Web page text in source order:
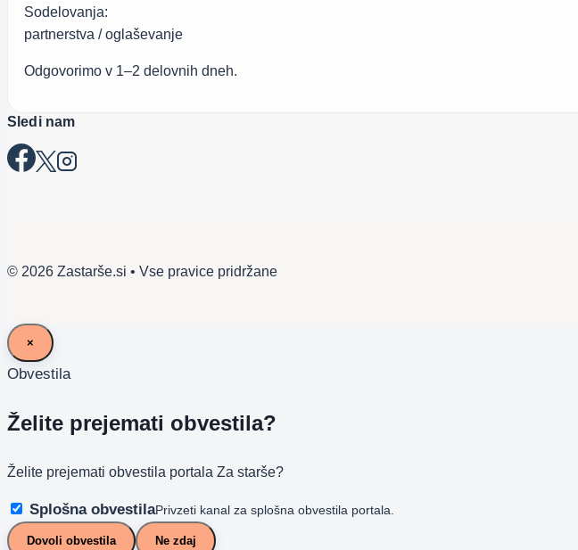
Sodelovanja:
partnerstva / oglaševanje
Odgovorimo v 1–2 delovnih dneh.
Sledi nam
© 2026 Zastarše.si • Vse pravice pridržane
×
Obvestila
Želite prejemati obvestila?
Želite prejemati obvestila portala Za starše?
Splošna obvestilaPrivzeti kanal za splošna obvestila portala.
Dovoli obvestila Ne zdaj